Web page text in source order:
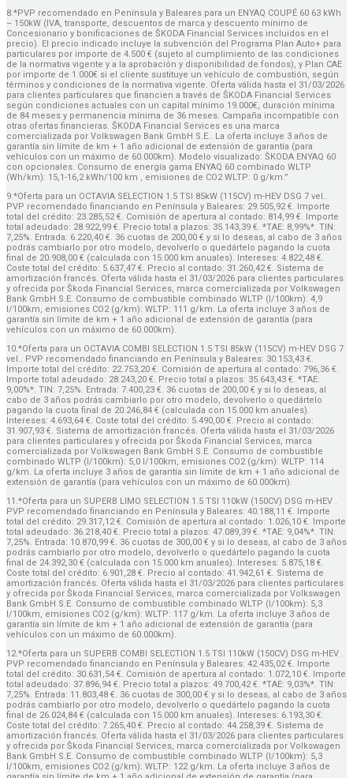
8.*PVP recomendado en Península y Baleares para un ENYAQ COUPÉ 60 63 kWh
– 150kW (IVA, transporte, descuentos de marca y descuento mínimo de
Concesionario y bonificaciones de ŠKODA Financial Services incluidos en el
precio). El precio indicado incluye la subvención del Programa Plan Auto+ para
particulares por importe de 4.500 € (sujeto al cumplimiento de las condiciones
de la normativa vigente y a la aprobación y disponibilidad de fondos), y Plan CAE
por importe de 1.000€ si el cliente sustituye un vehículo de combustión, según
términos y condiciones de la normativa vigente. Oferta válida hasta el 31/03/2026
para clientes particulares que financien a través de ŠKODA Financial Services
según condiciones actuales con un capital mínimo 19.000€, duración mínima
de 84 meses y permanencia mínima de 36 meses. Campaña incompatible con
otras ofertas financieras. ŠKODA Financial Services es una marca
comercializada por Volkswagen Bank GmbH S.E.. La oferta incluye 3 años de
garantía sin límite de km + 1 año adicional de extensión de garantía (para
vehículos con un máximo de 60.000km). Modelo visualizado: ŠKODA ENYAQ 60
con opcionales. Consumo de energía gama ENYAQ 60 combinado WLTP
(Wh/km): 15,1-16,2 kWh/100 km , emisiones de CO2 WLTP: 0 g/km.”
9.*Oferta para un OCTAVIA SELECTION 1.5 TSI 85kW (115CV) m-HEV DSG 7 vel..
PVP recomendado financiando en Península y Baleares: 29.505,92 €. Importe
total del crédito: 23.285,52 €. Comisión de apertura al contado: 814,99 €. Importe
total adeudado: 28.922,99 €. Precio total a plazos: 35.143,39 €. *TAE: 8,99%*. TIN:
7,25%. Entrada: 6.220,40 €. 36 cuotas de 200,00 € y si lo deseas, al cabo de 3 años
podrás cambiarlo por otro modelo, devolverlo o quedártelo pagando la cuota
final de 20.908,00 € (calculada con 15.000 km anuales). Intereses: 4.822,48 €.
Coste total del crédito: 5.637,47 €. Precio al contado: 31.260,42 €. Sistema de
amortización francés. Oferta válida hasta el 31/03/2026 para clientes particulares
y ofrecida por Škoda Financial Services, marca comercializada por Volkswagen
Bank GmbH S.E. Consumo de combustible combinado WLTP (l/100km): 4,9
l/100km, emisiones CO2 (g/km): WLTP: 111 g/km. La oferta incluye 3 años de
garantía sin límite de km + 1 año adicional de extensión de garantía (para
vehículos con un máximo de 60.000km).
10.*Oferta para un OCTAVIA COMBI SELECTION 1.5 TSI 85kW (115CV) m-HEV DSG 7
vel.. PVP recomendado financiando en Península y Baleares: 30.153,43 €.
Importe total del crédito: 22.753,20 €. Comisión de apertura al contado: 796,36 €.
Importe total adeudado: 28.243,20 €. Precio total a plazos: 35.643,43 €. *TAE:
9,00%*. TIN: 7,25%. Entrada: 7.400,23 €. 36 cuotas de 200,00 € y si lo deseas, al
cabo de 3 años podrás cambiarlo por otro modelo, devolverlo o quedártelo
pagando la cuota final de 20.246,84 € (calculada con 15.000 km anuales).
Intereses: 4.693,64 €. Coste total del crédito: 5.490,00 €. Precio al contado:
31.907,93 €. Sistema de amortización francés. Oferta válida hasta el 31/03/2026
para clientes particulares y ofrecida por Škoda Financial Services, marca
comercializada por Volkswagen Bank GmbH S.E. Consumo de combustible
combinado WLTP (l/100km): 5,0 l/100km, emisiones CO2 (g/km): WLTP: 114
g/km. La oferta incluye 3 años de garantía sin límite de km + 1 año adicional de
extensión de garantía (para vehículos con un máximo de 60.000km).
11.*Oferta para un SUPERB LIMO SELECTION 1.5 TSI 110kW (150CV) DSG m-HEV .
PVP recomendado financiando en Península y Baleares: 40.188,11 €. Importe
total del crédito: 29.317,12 €. Comisión de apertura al contado: 1.026,10 €. Importe
total adeudado: 36.218,40 €. Precio total a plazos: 47.089,39 €. *TAE: 9,04%*. TIN:
7,25%. Entrada: 10.870,99 €. 36 cuotas de 300,00 € y si lo deseas, al cabo de 3 años
podrás cambiarlo por otro modelo, devolverlo o quedártelo pagando la cuota
final de 24.392,30 € (calculada con 15.000 km anuales). Intereses: 5.875,18 €.
Coste total del crédito: 6.901,28 €. Precio al contado: 41.942,61 €. Sistema de
amortización francés. Oferta válida hasta el 31/03/2026 para clientes particulares
y ofrecida por Škoda Financial Services, marca comercializada por Volkswagen
Bank GmbH S.E. Consumo de combustible combinado WLTP (l/100km): 5,3
l/100km, emisiones CO2 (g/km): WLTP: 117 g/km. La oferta incluye 3 años de
garantía sin límite de km + 1 año adicional de extensión de garantía (para
vehículos con un máximo de 60.000km).
12.*Oferta para un SUPERB COMBI SELECTION 1.5 TSI 110kW (150CV) DSG m-HEV .
PVP recomendado financiando en Península y Baleares: 42.435,02 €. Importe
total del crédito: 30.631,54 €. Comisión de apertura al contado: 1.072,10 €. Importe
total adeudado: 37.896,94 €. Precio total a plazos: 49.700,42 €. *TAE: 9,03%*. TIN:
7,25%. Entrada: 11.803,48 €. 36 cuotas de 300,00 € y si lo deseas, al cabo de 3 años
podrás cambiarlo por otro modelo, devolverlo o quedártelo pagando la cuota
final de 26.024,84 € (calculada con 15.000 km anuales). Intereses: 6.193,30 €.
Coste total del crédito: 7.265,40 €. Precio al contado: 44.258,39 €. Sistema de
amortización francés. Oferta válida hasta el 31/03/2026 para clientes particulares
y ofrecida por Škoda Financial Services, marca comercializada por Volkswagen
Bank GmbH S.E. Consumo de combustible combinado WLTP (l/100km): 5,3
l/100km, emisiones CO2 (g/km): WLTP: 122 g/km. La oferta incluye 3 años de